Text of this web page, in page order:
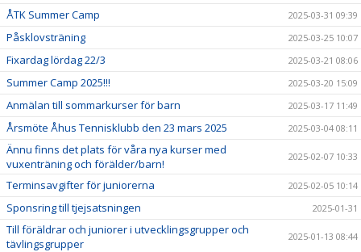
ÅTK Summer Camp 2025-03-31 09:39
Påsklovsträning 2025-03-25 10:07
Fixardag lördag 22/3 2025-03-21 08:06
Summer Camp 2025!!! 2025-03-20 15:09
Anmälan till sommarkurser för barn 2025-03-17 11:49
Årsmöte Åhus Tennisklubb den 23 mars 2025 2025-03-04 08:11
Ännu finns det plats för våra nya kurser med
vuxenträning och förälder/barn!
2025-02-07 10:33
Terminsavgifter för juniorerna 2025-02-05 10:14
Sponsring till tjejsatsningen 2025-01-31
Till föräldrar och juniorer i utvecklingsgrupper och
tävlingsgrupper
2025-01-13 08:44